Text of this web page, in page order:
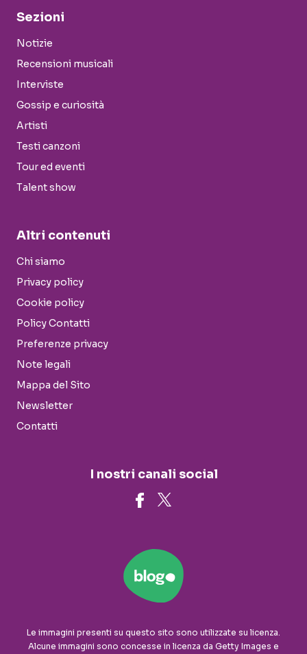
Sezioni
Notizie
Recensioni musicali
Interviste
Gossip e curiosità
Artisti
Testi canzoni
Tour ed eventi
Talent show
Altri contenuti
Chi siamo
Privacy policy
Cookie policy
Policy Contatti
Preferenze privacy
Note legali
Mappa del Sito
Newsletter
Contatti
I nostri canali social
Le immagini presenti su questo sito sono utilizzate su licenza.
Alcune immagini sono concesse in licenza da Getty Images e